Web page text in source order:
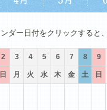
ダー日付をクリックすると
2 3 4 5 6 7 8 9
日 月 火 水 木 金 土 日